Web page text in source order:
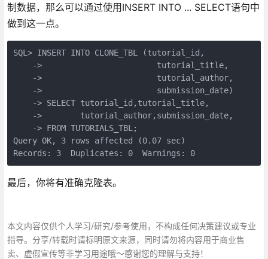
制数据，那么可以通过使用INSERT INTO ... SELECT语句中
做到这一点。
SQL> INSERT INTO CLONE_TBL (tutorial_id,
    ->                        tutorial_title,
    ->                        tutorial_author,
    ->                        submission_date)
    -> SELECT tutorial_id,tutorial_title,
    ->        tutorial_author,submission_date,
    -> FROM TUTORIALS_TBL;
Query OK, 3 rows affected (0.07 sec)
Records: 3  Duplicates: 0  Warnings: 0
最后，你将有准确克隆表。
本文内容仅供个人学习/研究/参考使用，不构成任何决策建议或专业
指导。分享/转载时请标明原文来源，同时请勿将内容用于商业售
卖、虚假宣传等非学习用途哦～感谢您的理解与支持！